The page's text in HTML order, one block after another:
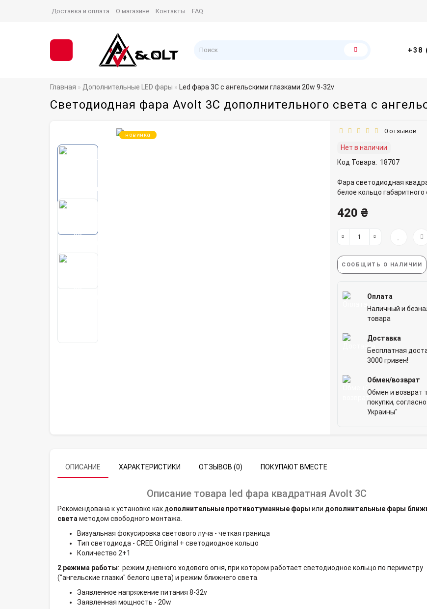
Доставка и оплата О магазине Контакты FAQ
+38
Главная Дополнительные LED фары Led фара 3С с ангельскими глазками 20w 9-32v
Светодиодная фара Avolt 3С дополнительного света с
новинка
0 отзывов
Нет в наличии
Код Товара: 18707
Фара светодиодная
белое кольцо габаритного
420 ₴
СООБЩИТЬ О НАЛИЧИИ
Оплата
Наличный и
товара
Доставка
Бесплатная
3000 гривен!
Обмен/возврат
Обмен и возврат
покупки,
Украины"
ОПИСАНИЕ ХАРАКТЕРИСТИКИ ОТЗЫВОВ (0) ПОКУПАЮТ ВМЕСТЕ
Описание товара led фара квадратная Avolt 3C
Рекомендована к установке как дополнительные противотуманные фары или дополнительные фары
света методом свободного монтажа.
Визуальная фокусировка светового луча - четкая граница
Тип светодиода - CREE Original + светодиодное кольцо
Количество 2+1
2 режима работы: режим дневного ходового огня, при котором работает светодиодное кольцо по периметру
("ангельские глазки" белого цвета) и режим ближнего света.
Заявленное напряжение питания 8-32v
Заявленная мощность - 20w